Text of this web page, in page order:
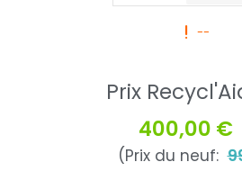
--
Prix
400,00 €
(Prix du neuf: